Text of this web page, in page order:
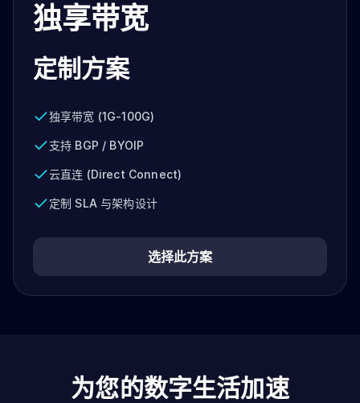
独享带宽
定制方案
独享带宽 (1G-100G)
支持 BGP / BYOIP
云直连 (Direct Connect)
定制 SLA 与架构设计
选择此方案
为您的数字生活加速